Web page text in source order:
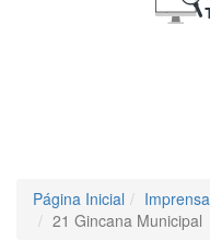
Página Inicial Imprensa
21 Gincana Municipal